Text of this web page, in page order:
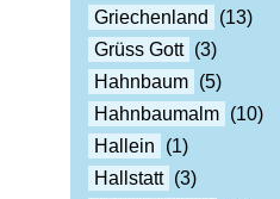
Griechenland
(13)
Grüss Gott (3)
Hahnbaum (5)
Hahnbaumalm (10)
Hallein
(1)
Hallstatt (3)